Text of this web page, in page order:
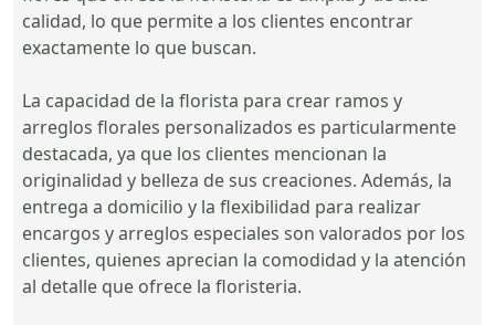
calidad, lo que permite a los clientes encontrar
exactamente lo que buscan.
La capacidad de la florista para crear ramos y
arreglos florales personalizados es particularmente
destacada, ya que los clientes mencionan la
originalidad y belleza de sus creaciones. Además, la
entrega a domicilio y la flexibilidad para realizar
encargos y arreglos especiales son valorados por los
clientes, quienes aprecian la comodidad y la atención
al detalle que ofrece la floristeria.